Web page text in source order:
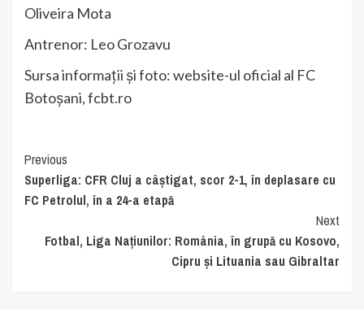
Oliveira Mota
Antrenor: Leo Grozavu
Sursa informații și foto: website-ul oficial al FC
Botoșani, fcbt.ro
Continue
Reading
Previous
Superliga: CFR Cluj a câștigat, scor 2-1, în deplasare cu
FC Petrolul, în a 24-a etapă
Next
Fotbal, Liga Naţiunilor: România, în grupă cu Kosovo,
Cipru şi Lituania sau Gibraltar